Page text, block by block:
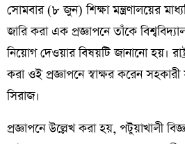
সোমবার (৮ জুন) শিক্ষা মন্ত্রণালয়ের
জারি করা এক প্রজ্ঞাপনে তাঁকে
নিয়োগ দেওয়ার বিষয়টি জানানো হয়।
করা ওই প্রজ্ঞাপনে স্বাক্ষর করেন
সিরাজ।
প্রজ্ঞাপনে উল্লেখ করা হয়, পটুয়াখালী